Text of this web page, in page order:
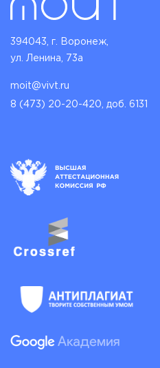
394043, г. Воронеж,
ул. Ленина, 73а
moit@vivt.ru
8 (473) 20-20-420, доб. 6131